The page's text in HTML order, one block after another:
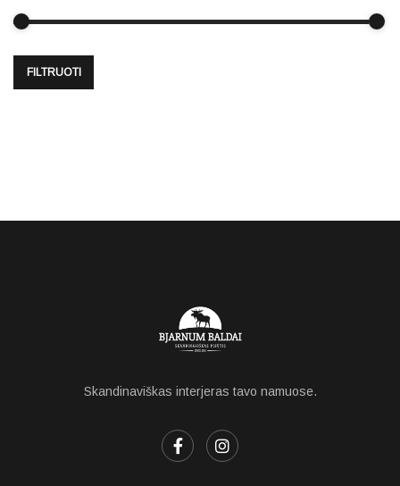
FILTRUOTI
Skandinaviškas interjeras tavo namuose.